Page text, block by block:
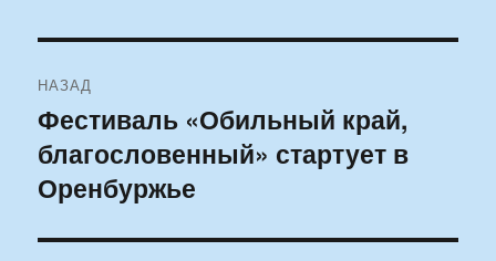
по
записям
НАЗАД
Предыдущая
запись:
Фестиваль «Обильный край,
благословенный» стартует в
Оренбуржье